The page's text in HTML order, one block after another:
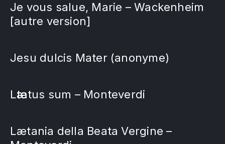
Je vous salue, Marie – Wackenheim
[autre version]
Jesu dulcis Mater (anonyme)
Lӕtatus sum – Monteverdi
Lætania della Beata Vergine –